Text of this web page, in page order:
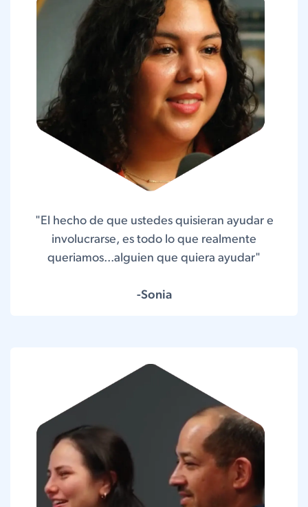
"El hecho de que ustedes quisieran ayudar e
involucrarse, es todo lo que realmente
queriamos...alguien que quiera ayudar"
-Sonia